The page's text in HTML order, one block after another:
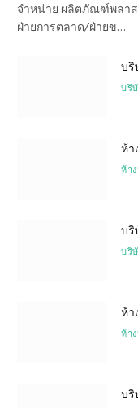
จำหน่าย ผลิตภัณฑ์พลา
ฝ่ายการตลาด/ฝ่ายข…
บริ
บริ
ห้า
ห้า
บริ
บริ
ห้า
ห้า
บริ